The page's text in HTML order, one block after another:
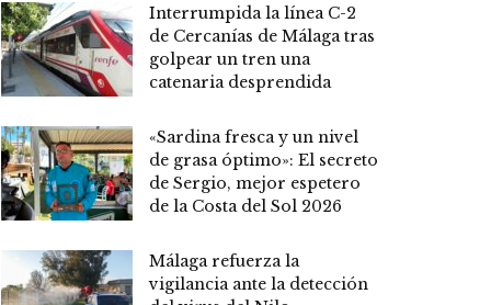
Interrumpida la línea C-2
de Cercanías de Málaga tras
golpear un tren una
catenaria desprendida
«Sardina fresca y un nivel
de grasa óptimo»: El secreto
de Sergio, mejor espetero
de la Costa del Sol 2026
Málaga refuerza la
vigilancia ante la detección